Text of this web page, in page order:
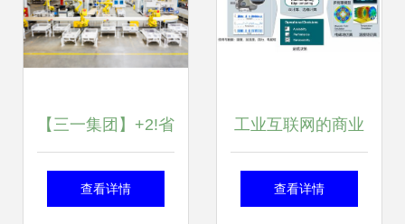
【三一集团】+2!省
级智造标杆!
查看详情
工业互联网的商业
模式与发展方向
查看详情